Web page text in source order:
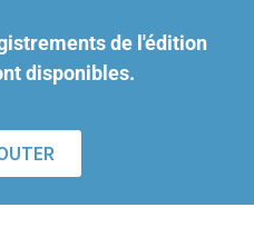
de l'édition
disponibles.